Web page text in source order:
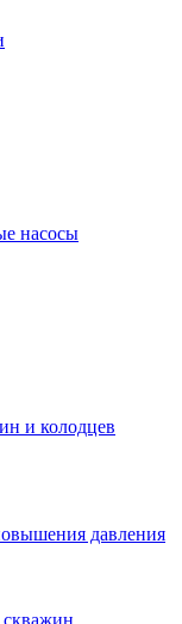
насосы
и колодцев
давления
скважин